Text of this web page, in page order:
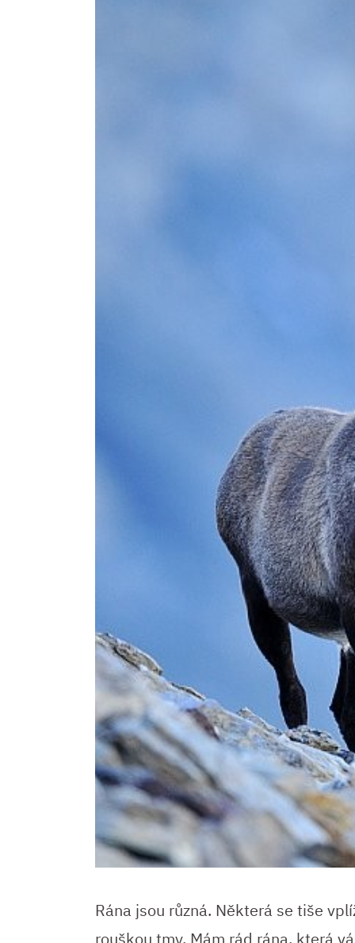
Rána jsou různá. Některá se tiše
rouškou tmy. Mám rád rána, která